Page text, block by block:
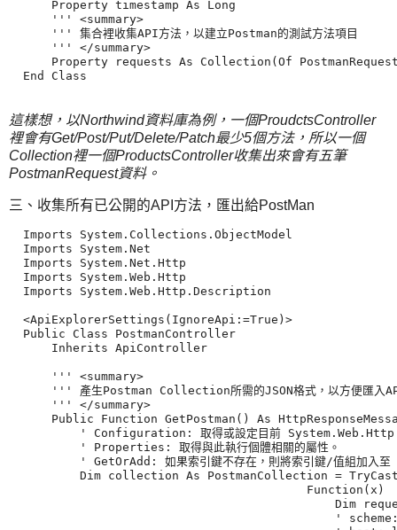
      Property timestamp As Long
      ''' <summary>
      ''' 集合裡收集API方法，以建立Postman的測試方法項目
      ''' </summary>
Property requests As Collection(Of
  End Class
這樣想，以Northwind資料庫為例，一個ProudctsController
裡會有Get/Post/Put/Delete/Patch最少5個方法，所以一個
Collection裡一個ProductsController收集出來會有五筆
PostmanRequest資料。
三、收集所有已公開的API方法，匯出給PostMan
  Imports System.Collections.ObjectModel
  Imports System.Net
  Imports System.Net.Http
  Imports System.Web.Http
  Imports System.Web.Http.Description
  <ApiExplorerSettings(IgnoreApi:=True)>
  Public Class PostmanController
      Inherits ApiController
      ''' <summary>
''' 產生Postman Collection所需的JSON格式，以方便匯入
      ''' </summary>
Public Function GetPostman() As
' Configuration: 取得或設定目前
          ' Properties: 取得與此執行個體相關的屬性。
' GetOrAdd: 如果索引鍵不存在，則將索引鍵/值組
Dim collection As PostmanCollection =
                                          Function(x)
Dim
'